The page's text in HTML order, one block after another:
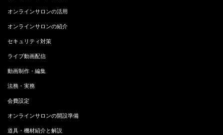
オンラインサロンの活用
オンラインサロンの紹介
セキュリティ対策
ライブ動画配信
動画制作・編集
法務・実務
会費設定
オンラインサロンの開設準備
道具・機材紹介と解説